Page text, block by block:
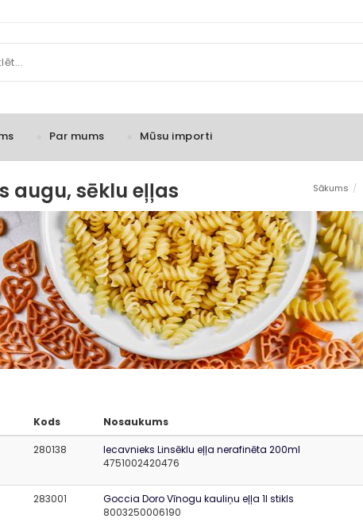
Par mums Mūsu importi
Sākums /
augu, sēklu eļļas
Kods Nosaukums
280138
Iecavnieks Linsēklu eļļa nerafinēta 200ml
4751002420476
283001
Goccia Doro Vīnogu kauliņu eļļa 1l stikls
8003250006190